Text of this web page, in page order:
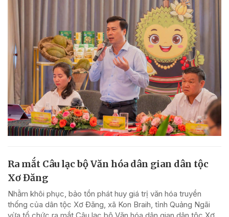
Ra mắt Câu lạc bộ Văn hóa dân gian dân tộc
Xơ Đăng
Nhằm khôi phục, bảo tồn phát huy giá trị văn hóa truyền
thống của dân tộc Xơ Đăng, xã Kon Braih, tỉnh Quảng Ngãi